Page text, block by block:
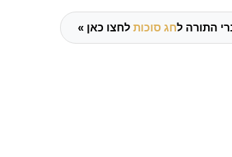
התורה לחג סוכות לחצו כאן »